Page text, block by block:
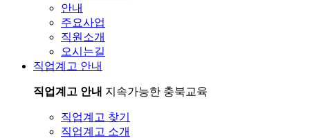
안내
주요사업
직원소개
오시는길
직업계고 안내
직업계고 안내 지속가능한 충북교육
직업계고 찾기
직업계고 소개